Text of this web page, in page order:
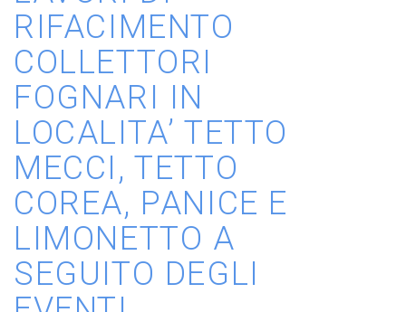
RIFACIMENTO
COLLETTORI
FOGNARI IN
LOCALITA’ TETTO
MECCI, TETTO
COREA, PANICE E
LIMONETTO A
SEGUITO DEGLI